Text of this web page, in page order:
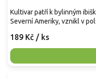
189 Kč / ks
Kultivar patří k bylinným
Severní Ameriky, vznikl v